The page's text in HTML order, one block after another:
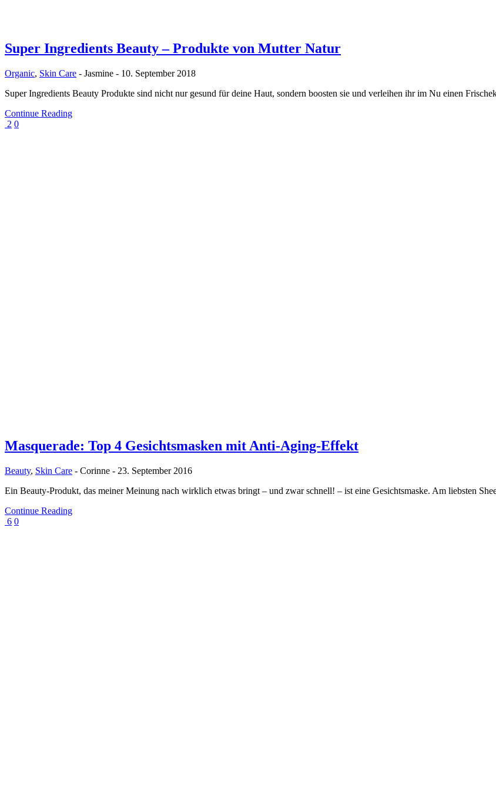
Super Ingredients Beauty – Produkte von Mutter Natur
Organic, Skin Care - Jasmine - 10. September 2018
Super Ingredients Beauty Produkte sind nicht nur gesund für deine Haut, sondern boosten sie und verleihen ihr im Nu einen
Continue Reading
2 0
Masquerade: Top 4 Gesichtsmasken mit Anti-Aging-Effekt
Beauty, Skin Care - Corinne - 23. September 2016
Ein Beauty-Produkt, das meiner Meinung nach wirklich etwas bringt – und zwar schnell! – ist eine Gesichtsmaske. Am liebsten
Continue Reading
6 0